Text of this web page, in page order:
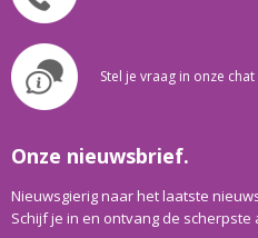
Stel je vraag in onze chat
Onze nieuwsbrief.
Nieuwsgierig naar het laatste
Schijf je in en ontvang de scherpste